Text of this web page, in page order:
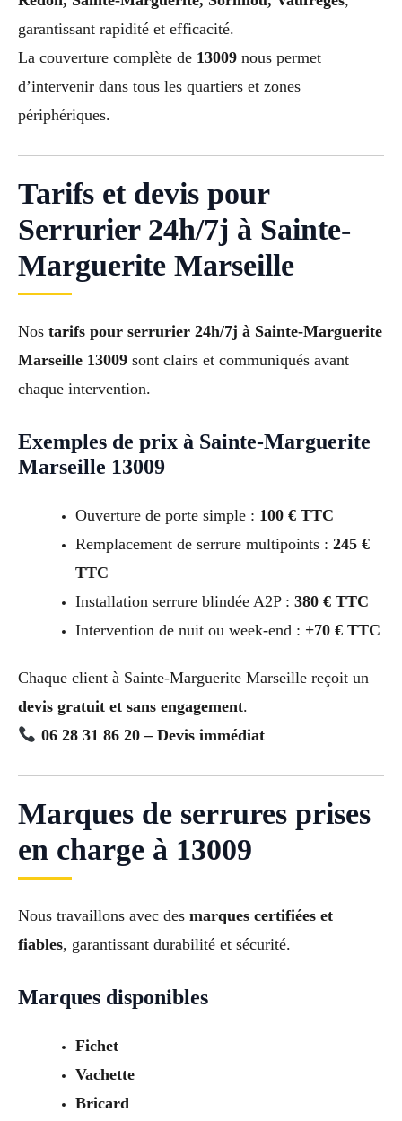
garantissant rapidité et efficacité.
La couverture complète de 13009 nous permet
d’intervenir dans tous les quartiers et zones
périphériques.
Tarifs et devis pour
Serrurier 24h/7j à Sainte-
Marguerite Marseille
Nos tarifs pour serrurier 24h/7j à Sainte-Marguerite
Marseille 13009 sont clairs et communiqués avant
chaque intervention.
Exemples de prix à Sainte-Marguerite
Marseille 13009
Ouverture de porte simple : 100 € TTC
Remplacement de serrure multipoints : 245 €
TTC
Installation serrure blindée A2P : 380 € TTC
Intervention de nuit ou week-end : +70 € TTC
Chaque client à Sainte-Marguerite Marseille reçoit un
devis gratuit et sans engagement.
06 28 31 86 20 – Devis immédiat
Marques de serrures prises
en charge à 13009
Nous travaillons avec des marques certifiées et
fiables, garantissant durabilité et sécurité.
Marques disponibles
Fichet
Vachette
Bricard